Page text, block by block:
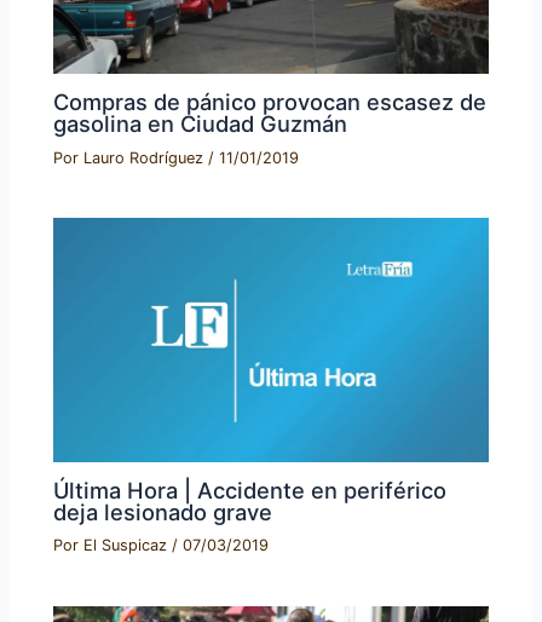
Compras de pánico provocan escasez de
gasolina en Ciudad Guzmán
Por Lauro Rodríguez /11/01/2019
Última Hora | Accidente en periférico
deja lesionado grave
Por El Suspicaz/07/03/2019